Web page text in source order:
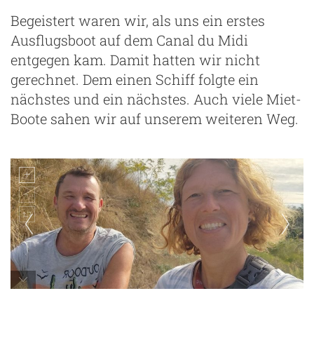
Begeistert waren wir, als uns ein erstes
Ausflugsboot auf dem Canal du Midi
entgegen kam. Damit hatten wir nicht
gerechnet. Dem einen Schiff folgte ein
nächstes und ein nächstes. Auch viele Miet-
Boote sahen wir auf unserem weiteren Weg.